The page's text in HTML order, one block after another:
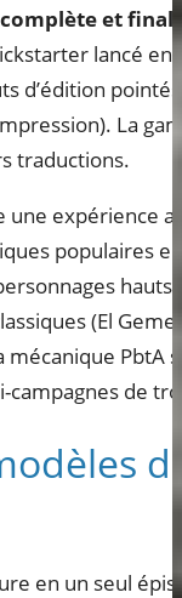
et
lancé
d’édition
La
traductions.
une expérience
populaires
hauts
(El
PbtA
de
en un seul